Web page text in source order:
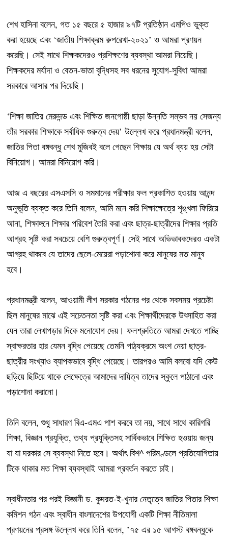
শেখ হাসিনা বলেন, গত ১৫ বছরে ৫ হাজার ৯৭টি প্রতিষ্ঠান এমপিও ভুক্ত
করা হয়েছে এবং ‘জাতীয় শিক্ষাক্রম রুপরেখা-২০২১’ ও আমরা প্রণয়ন
করেছি। সেই সাথে শিক্ষকদেরও প্রশিক্ষণের ব্যবস্থা আমরা নিয়েছি।
শিক্ষকদের মর্যাদা ও বেতন-ভাতা বৃদ্ধিসহ সব ধরনের সুযোগ-সুবিধা আমরা
সরকারে আসার পর দিয়েছি।
‘শিক্ষা জাতির মেরুদন্ড এবং শিক্ষিত জনগোষ্ঠী ছাড়া উন্নতি সম্ভব নয় সেজন্য
তাঁর সরকার শিক্ষাকে সর্বাধিক গুরুত্ব দেয়’ উল্লেখ করে প্রধানমন্ত্রী বলেন,
জাতির পিতা বঙ্গবন্ধু শেখ মুজিবই বলে গেছেন শিক্ষায় যে অর্থ ব্যয় হয় সেটা
বিনিয়োগ। আমরা বিনিয়োগ করি।
আজ এ বছরের এসএসসি ও সমমানের পরীক্ষার ফল প্রকাশিত হওয়ায় আনন্দ
অনুভূতি ব্যক্ত করে তিনি বলেন, আমি মনে করি শিক্ষাক্ষেত্রে শৃঙ্খলা ফিরিয়ে
আনা, শিক্ষাঙ্গনে শিক্ষার পরিবেশ তৈরি করা এবং ছাত্র-ছাত্রীদের শিক্ষার প্রতি
আগ্রহ সৃষ্টি করা সবচেয়ে বেশি গুরুত্বপূর্ণ। সেই সাথে অভিভাবকদেরও একটা
আগ্রহ থাকবে যে তাদের ছেলে-মেয়েরা পড়াশোনা করে মানুষের মত মানুষ
হবে।
প্রধানমন্ত্রী বলেন, আওয়ামী লীগ সরকার গঠনের পর থেকে সবসময় প্রচেষ্টা
ছিল মানুষের মাঝে এই সচেতনতা সৃষ্টি করা এবং শিক্ষার্থীদেরকে উৎসাহিত করা
যেন তারা লেখাপড়ার দিকে মনোযোগ দেয়। ফলশ্রুতিতে আমরা দেখতে পাচ্ছি
স্বাক্ষরতার হার যেমন বৃদ্ধি পেয়েছে তেমনি পাঠ্যক্রমে অংশ নেয়া ছাত্র-
ছাত্রীর সংখ্যাও ব্যাপকভাবে বৃদ্ধি পেয়েছে। তারপরও আমি বলবো যদি কেউ
ছড়িয়ে ছিটিয়ে থাকে সেক্ষেত্রে আমাদের দায়িত্ব তাদের স্কুলে পাঠানো এবং
পড়াশোনা করানো।
তিনি বলেন, শুধু সাধারণ বিএ-এমএ পাশ করবে তা নয়, সাথে সাথে কারিগরি
শিক্ষা, বিজ্ঞান প্রযুক্তি, তথ্য প্রযুক্তিসহ সার্বিকভাবে শিক্ষিত হওয়ায় জন্য
যা যা দরকার সে ব্যবস্থা নিতে হবে। অর্থাৎ বিশ^ পরিমণ্ডলে প্রতিযোগিতায়
টিকে থাকার মত শিক্ষা ব্যবস্থাই আমরা প্রবর্তন করতে চাই।
স্বাধীনতার পর পরই বিজ্ঞানী ড. কুদরত-ই-খুদার নেতৃত্বে জাতির পিতার শিক্ষা
কমিশন গঠন এবং স্বাধীন বাংলাদেশের উপযোগী একটি শিক্ষা নীতিমালা
প্রণয়নের প্রসঙ্গ উল্লেখ করে তিনি বলেন, ’৭৫ এর ১৫ আগস্ট বঙ্গবন্ধুকে